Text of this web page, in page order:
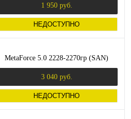
1 950 руб.
НЕДОСТУПНО
MetaForce 5.0 2228-2270гр (SAN)
3 040 руб.
НЕДОСТУПНО